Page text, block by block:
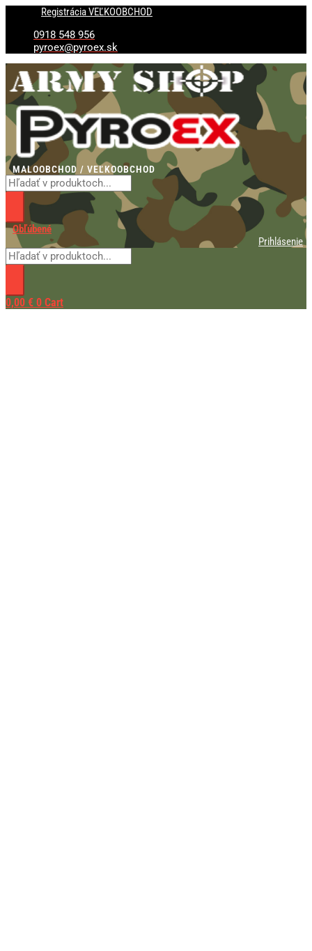
PreskočiťRegistrácia VEĽKOOBCHOD
0918 548 956
pyroex@pyroex.sk
MALOOBCHOD / VEĽKOOBCHOD
Products
Obľúbené
Prihlásenie
Products
0,00 € 0 Cart
množstvo
Teleskopická
oceľová